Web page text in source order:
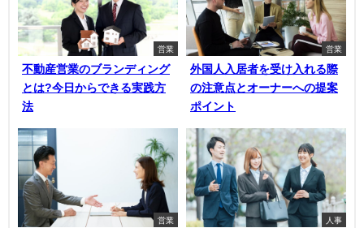
営業
不動産営業のブランディング
とは?今日からできる実践方
法
営業
外国人入居者を受け入れる際
の注意点とオーナーへの提案
ポイント
営業 人事